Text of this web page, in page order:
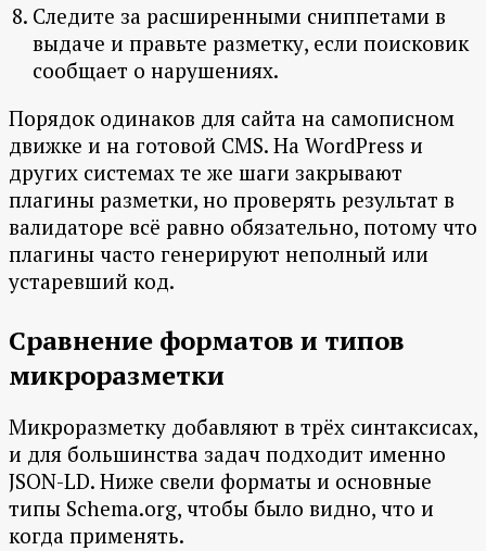
Следите за расширенными сниппетами в
выдаче и правьте разметку, если поисковик
сообщает о нарушениях.
Порядок одинаков для сайта на самописном
движке и на готовой CMS. На WordPress и
других системах те же шаги закрывают
плагины разметки, но проверять результат в
валидаторе всё равно обязательно, потому что
плагины часто генерируют неполный или
устаревший код.
Сравнение форматов и типов
микроразметки
Микроразметку добавляют в трёх синтаксисах,
и для большинства задач подходит именно
JSON-LD. Ниже свели форматы и основные
типы Schema.org, чтобы было видно, что и
когда применять.